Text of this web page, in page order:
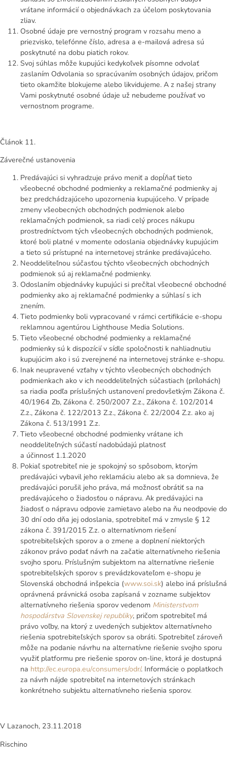
vrátane informácií o objednávkach za účelom poskytovania
zliav.
Osobné údaje pre vernostný program v rozsahu meno a
priezvisko, telefónne číslo, adresa a e-mailová adresa sú
poskytnuté na dobu piatich rokov.
Svoj súhlas môže kupujúci kedykoľvek písomne odvolať
zaslaním Odvolania so spracúvaním osobných údajov, pričom
tieto okamžite blokujeme alebo likvidujeme. A z našej strany
Vami poskytnuté osobné údaje už nebudeme používať vo
vernostnom programe.
Článok 11.
Záverečné ustanovenia
Predávajúci si vyhradzuje právo meniť a dopĺňať tieto
všeobecné obchodné podmienky a reklamačné podmienky aj
bez predchádzajúceho upozornenia kupujúceho. V prípade
zmeny všeobecných obchodných podmienok alebo
reklamačných podmienok, sa riadi celý proces nákupu
prostredníctvom tých všeobecných obchodných podmienok,
ktoré boli platné v momente odoslania objednávky kupujúcim
a tieto sú prístupné na internetovej stránke predávajúceho.
Neoddeliteľnou súčasťou týchto všeobecných obchodných
podmienok sú aj reklamačné podmienky.
Odoslaním objednávky kupujúci si prečítal všeobecné obchodné
podmienky ako aj reklamačné podmienky a súhlasí s ich
znením.
Tieto podmienky boli vypracované v rámci certifikácie e-shopu
reklamnou agentúrou Lighthouse Media Solutions.
Tieto všeobecné obchodné podmienky a reklamačné
podmienky sú k dispozícií v sídle spoločnosti k nahliadnutiu
kupujúcim ako i sú zverejnené na internetovej stránke e-shopu.
Inak neupravené vzťahy v týchto všeobecných obchodných
podmienkach ako v ich neoddeliteľných súčastiach (prílohách)
sa riadia podľa príslušných ustanovení predovšetkým Zákona č.
40/1964 Zb, Zákona č. 250/2007 Z.z., Zákona č. 102/2014
Z.z., Zákona č. 122/2013 Z.z., Zákona č. 22/2004 Z.z. ako aj
Zákona č. 513/1991 Z.z.
Tieto všeobecné obchodné podmienky vrátane ich
neoddeliteľných súčastí nadobúdajú platnosť
a účinnosť 1.1.2020
Pokiaľ spotrebiteľ nie je spokojný so spôsobom, ktorým
predávajúci vybavil jeho reklamáciu alebo ak sa domnieva, že
predávajúci porušil jeho práva, má možnosť obrátiť sa na
predávajúceho o žiadosťou o nápravu. Ak predávajúci na
žiadosť o nápravu odpovie zamietavo alebo na ňu neodpovie do
30 dní odo dňa jej odoslania, spotrebiteľ má v zmysle § 12
zákona č. 391/2015 Z.z. o alternatívnom riešení
spotrebiteľských sporov a o zmene a doplnení niektorých
zákonov právo podať návrh na začatie alternatívneho riešenia
svojho sporu. Príslušným subjektom na alternatívne riešenie
spotrebiteľských sporov s prevádzkovateľom e-shopu je
Slovenská obchodná inšpekcia (www.soi.sk) alebo iná príslušná
oprávnená právnická osoba zapísaná v zozname subjektov
alternatívneho riešenia sporov vedenom Ministerstvom
hospodárstva Slovenskej republiky, pričom spotrebiteľ má
právo voľby, na ktorý z uvedených subjektov alternatívneho
riešenia spotrebiteľských sporov sa obráti. Spotrebiteľ zároveň
môže na podanie návrhu na alternatívne riešenie svojho sporu
využiť platformu pre riešenie sporov on-line, ktorá je dostupná
na http://ec.europa.eu/consumers/odr/. Informácie o poplatkoch
za návrh nájde spotrebiteľ na internetových stránkach
konkrétneho subjektu alternatívneho riešenia sporov.
V Lazanoch, 23.11.2018
Rischino